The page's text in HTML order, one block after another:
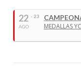
22
AGO
- 23
MEDALLAS